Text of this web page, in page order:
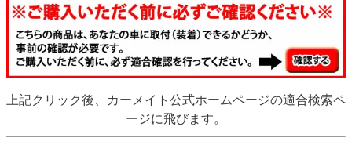
上記クリック後、カーメイト公式ホームページの適合検索ペ
ージに飛びます。